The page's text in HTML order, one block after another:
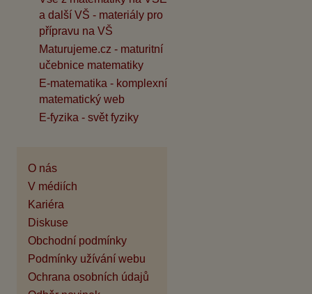
a další VŠ - materiály pro
přípravu na VŠ
Maturujeme.cz - maturitní
učebnice matematiky
E-matematika - komplexní
matematický web
E-fyzika - svět fyziky
O nás
V médiích
Kariéra
Diskuse
Obchodní podmínky
Podmínky užívání webu
Ochrana osobních údajů